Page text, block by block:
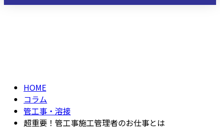
HOME
コラム
管工事・溶接
超重要！管工事施工管理者のお仕事とは